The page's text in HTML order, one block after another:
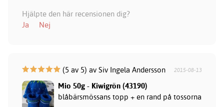
Hjälpte den här recensionen dig?
Ja
Nej
(5 av 5) av Siv Ingela Andersson 2015-08-13
Mio 50g - Kiwigrön (43190)
blåbärsmössans topp + en rand på tossorna